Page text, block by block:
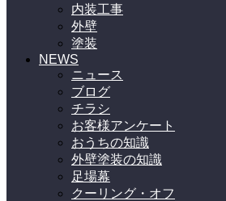
内装工事
外壁
塗装
NEWS
ニュース
ブログ
チラシ
お客様アンケート
おうちの知識
外壁塗装の知識
足場幕
クーリング・オフ